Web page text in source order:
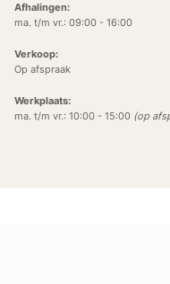
Afhalingen:
ma. t/m vr.: 09:00 - 16:00
Verkoop:
Op afspraak
Werkplaats:
ma. t/m vr.: 10:00 - 15:00 (op